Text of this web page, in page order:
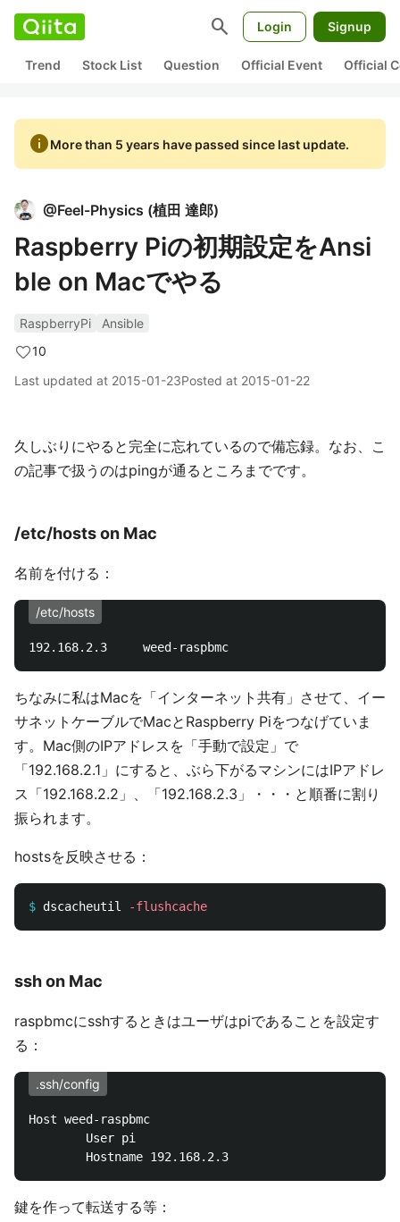
search Login Signup
Trend Stock List Question Official Event Official
infoMore than 5 years have passed since last update.
@Feel-Physics (植田 達郎)
Raspberry Piの初期設定をAnsi
ble on Macでやる
RaspberryPi
Ansible
10
Last updated at 2015-01-23Posted at 2015-01-22
久しぶりにやると完全に忘れているので備忘録。なお、こ
の記事で扱うのはpingが通るところまでです。
/etc/hosts on Mac
名前を付ける：
/etc/hosts
ちなみに私はMacを「インターネット共有」させて、イー
サネットケーブルでMacとRaspberry Piをつなげていま
す。Mac側のIPアドレスを「手動で設定」で
「192.168.2.1」にすると、ぶら下がるマシンにはIPアドレ
ス「192.168.2.2」、「192.168.2.3」・・・と順番に割り
振られます。
hostsを反映させる：
$ dscacheutil -flushcache
ssh on Mac
raspbmcにsshするときはユーザはpiであることを設定す
る：
.ssh/config
Host weed-raspbmc
        User pi
鍵を作って転送する等：